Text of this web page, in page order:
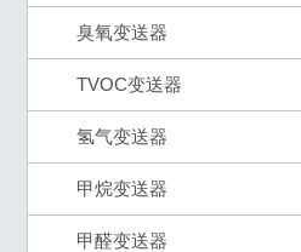
臭氧变送器
TVOC变送器
氢气变送器
甲烷变送器
甲醛变送器